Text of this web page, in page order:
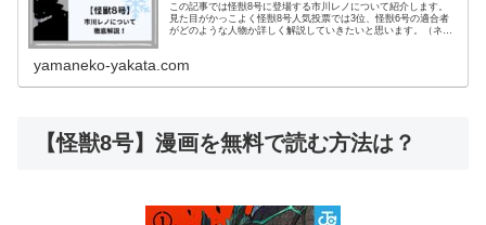
この記事では怪獣8号に登場する市川レノについて紹介します。
見た目がかっこよく怪獣8号人気投票では3位、怪獣6号の適合者
がどのような人物か詳しく解説していきたいと思います。（ネタ
yamaneko-yakata.com
【怪獣8号】漫画を無料で読む方法は？